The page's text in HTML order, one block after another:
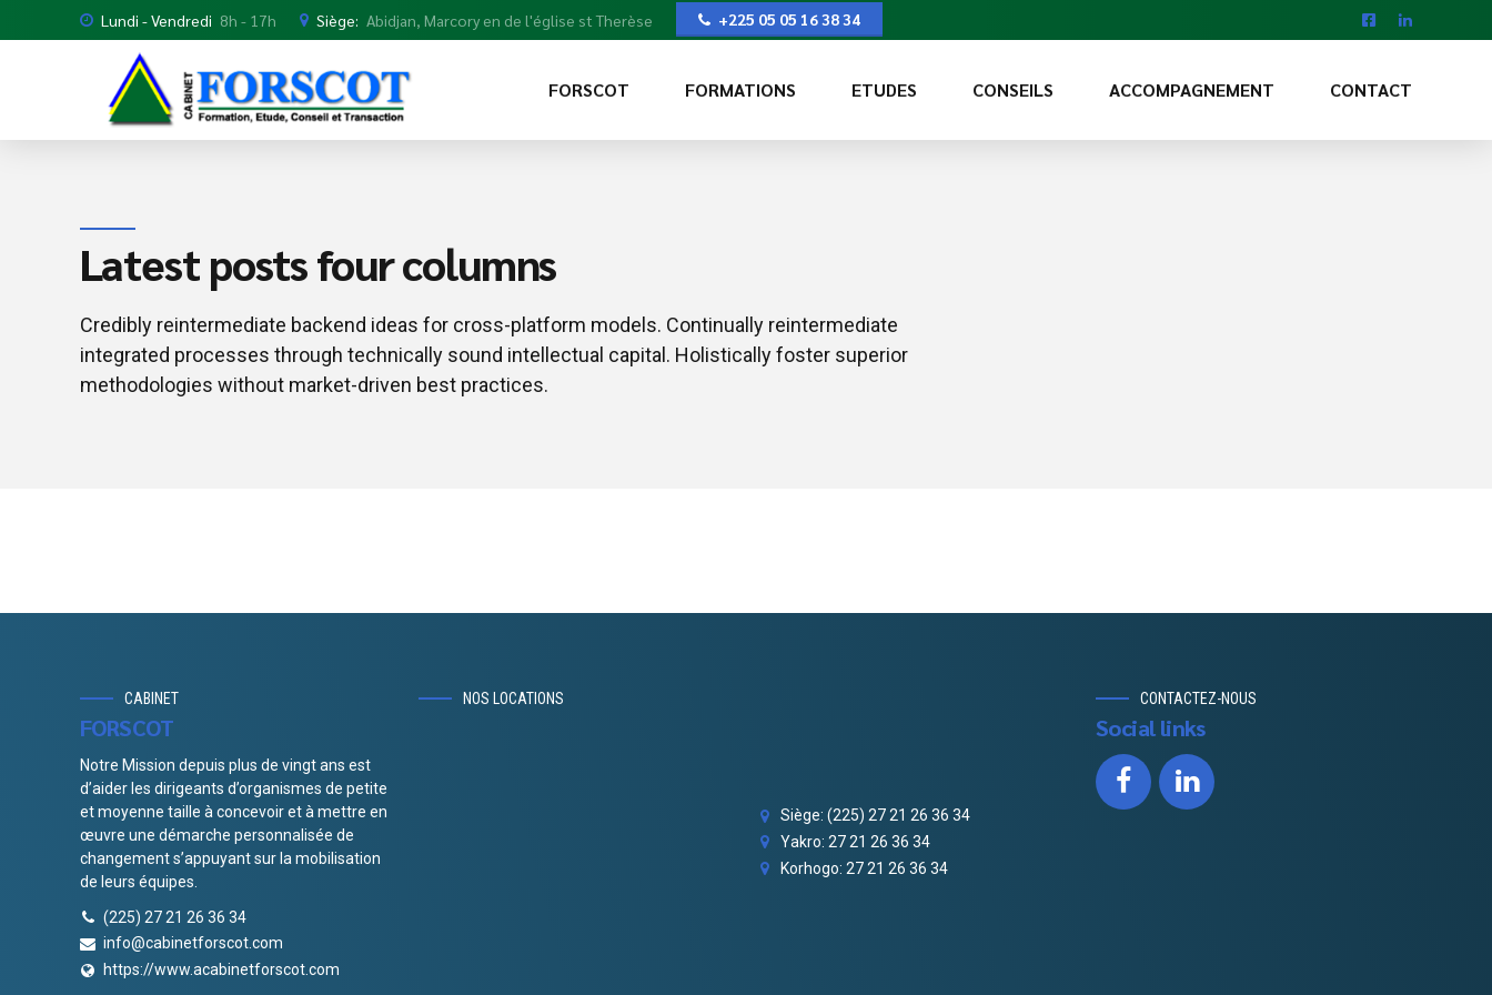
Lundi - Vendredi 8h - 17h Siège: Abidjan, Marcory en de l'église st Therèse +225 05 05 16 38 34
FORSCOT FORMATIONS ETUDES CONSEILS ACCOMPAGNEMENT CONTACT
Latest posts four columns
Credibly reintermediate backend ideas for cross-platform models. Continually reintermediate
integrated processes through technically sound intellectual capital. Holistically foster superior
methodologies without market-driven best practices.
CABINET
FORSCOT
Notre Mission depuis plus de vingt ans est
d’aider les dirigeants d’organismes de petite
et moyenne taille à concevoir et à mettre en
œuvre une démarche personnalisée de
changement s’appuyant sur la mobilisation
de leurs équipes.
(225) 27 21 26 36 34
info@cabinetforscot.com
https://www.acabinetforscot.com
NOS LOCATIONS
Siège: (225) 27 21 26 36 34
Yakro: 27 21 26 36 34
Korhogo: 27 21 26 36 34
CONTACTEZ-NOUS
Social links